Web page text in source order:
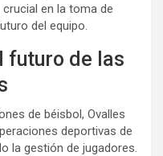
en la toma de
del equipo.
futuro de las
de béisbol, Ovalles
deportivas de
la gestión de jugadores.